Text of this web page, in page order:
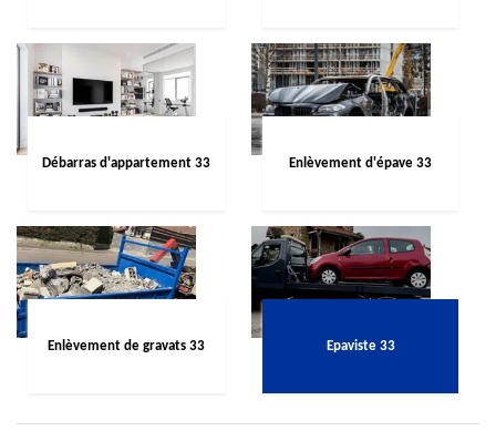
Débarras d'appartement 33 Enlèvement d'épave 33
Enlèvement de gravats 33 Epaviste 33